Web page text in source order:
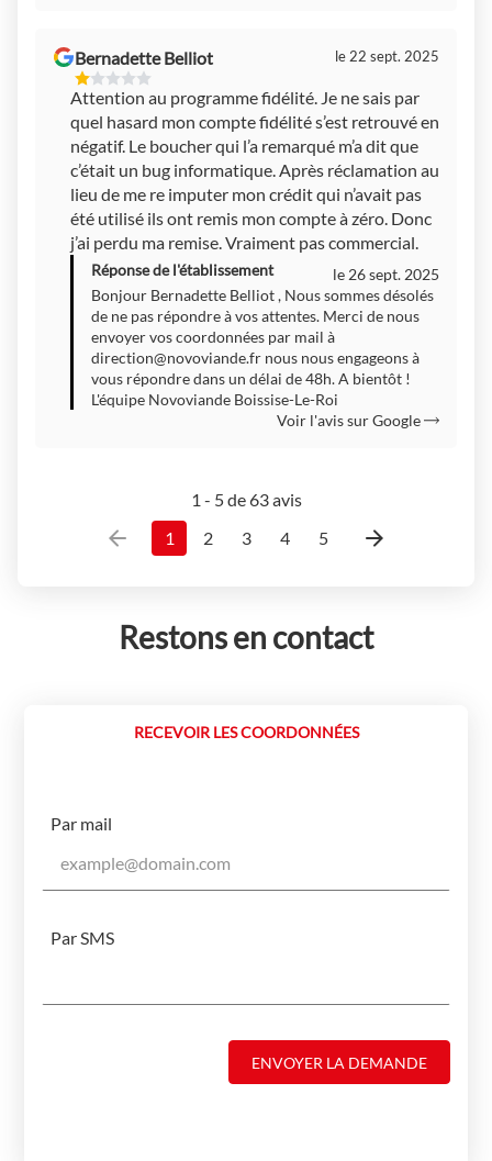
Bernadette Belliot
1
Étoiles
Sur
5
le 22 sept. 2025
Attention au programme fidélité. Je ne sais par
quel hasard mon compte fidélité s’est retrouvé en
négatif. Le boucher qui l’a remarqué m’a dit que
c’était un bug informatique. Après réclamation au
lieu de me re imputer mon crédit qui n’avait pas
été utilisé ils ont remis mon compte à zéro. Donc
j’ai perdu ma remise. Vraiment pas commercial.
Réponse de l'établissement
le 26 sept. 2025
Bonjour Bernadette Belliot , Nous sommes désolés
de ne pas répondre à vos attentes. Merci de nous
envoyer vos coordonnées par mail à
direction@novoviande.fr nous nous engageons à
vous répondre dans un délai de 48h. A bientôt !
L'équipe Novoviande Boissise-Le-Roi
Voir l'avis sur Google
1 - 5 de 63 avis
1
2 3 4 5
Restons en contact
RECEVOIR LES COORDONNÉES
Par mail
Par SMS
ENVOYER LA DEMANDE